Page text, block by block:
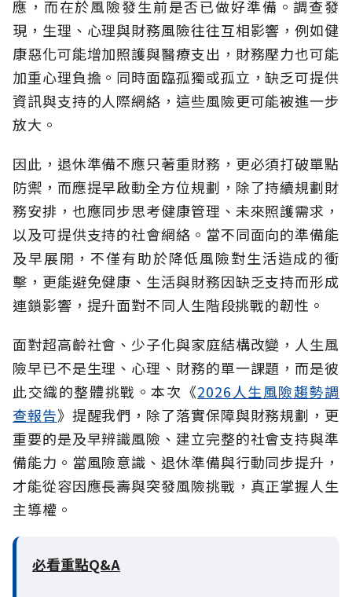
應，而在於風險發生前是否已做好準備。調查發
現，生理、心理與財務風險往往互相影響，例如健
康惡化可能增加照護與醫療支出，財務壓力也可能
加重心理負擔。同時面臨孤獨或孤立，缺乏可提供
資訊與支持的人際網絡，這些風險更可能被進一步
放大。
因此，退休準備不應只著重財務，更必須打破單點
防禦，而應提早啟動全方位規劃，除了持續規劃財
務安排，也應同步思考健康管理、未來照護需求，
以及可提供支持的社會網絡。當不同面向的準備能
及早展開，不僅有助於降低風險對生活造成的衝
擊，更能避免健康、生活與財務因缺乏支持而形成
連鎖影響，提升面對不同人生階段挑戰的韌性。
面對超高齡社會、少子化與家庭結構改變，人生風
險早已不是生理、心理、財務的單一課題，而是彼
此交織的整體挑戰。本次《2026人生風險趨勢調
查報告》提醒我們，除了落實保障與財務規劃，更
重要的是及早辨識風險、建立完整的社會支持與準
備能力。當風險意識、退休準備與行動同步提升，
才能從容因應長壽與突發風險挑戰，真正掌握人生
主導權。
必看重點Q&A